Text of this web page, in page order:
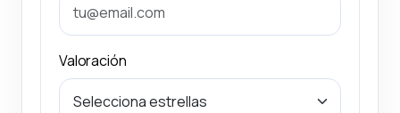
Valoración